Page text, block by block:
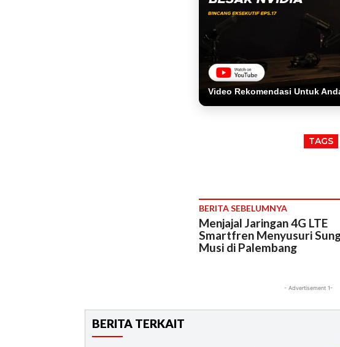
Video Rekomendasi Untuk
TAGS
BERITA SEBELUMNYA
Menjajal Jaringan 4G LTE
Smartfren Menyusuri
Musi di Palembang
- Advertisement 1-
BERITA TERKAIT